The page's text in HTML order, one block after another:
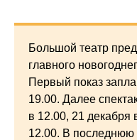
Большой театр
главного
Первый показ
19.00. Далее
в 12.00, 21 декабря
12.00. В последнюю